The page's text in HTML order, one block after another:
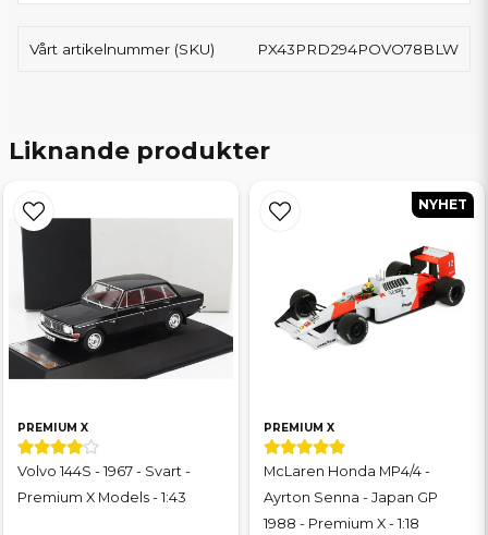
Vårt artikelnummer (SKU) PX43PRD294POVO78BLW
Liknande produkter
PREMIUM X
Volvo 144S - 1967 - Svart -
Premium X Models - 1:43
PREMIUM X
McLaren Honda MP4/4 -
Ayrton Senna - Japan GP
1988 - Premium X - 1:18
NYHET